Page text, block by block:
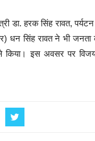
डा. हरक सिंह रावत,
धन सिंह रावत ने भी
इस अवसर पर